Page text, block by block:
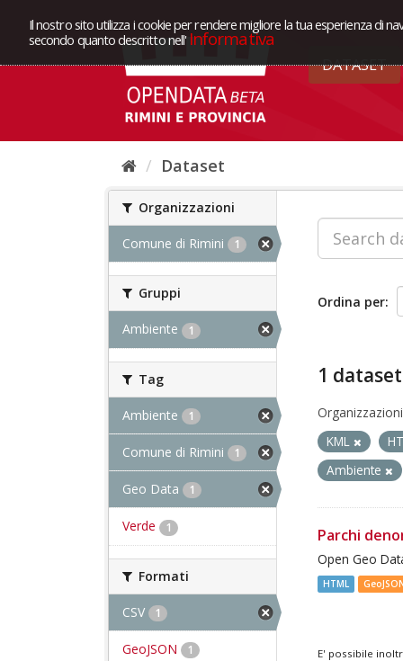
Il nostro sito utilizza i cookie per rendere migliore la tua esperienza di
secondo quanto descritto nell' Informativa
DATASET
Dataset
Organizzazioni
Comune di Rimini 1
Gruppi
Ambiente 1
Tag
Ambiente 1
Comune di Rimini 1
Geo Data 1
Verde 1
Formati
CSV 1
GeoJSON 1
Ordina per
1
KML
Ambiente
Parchi
Open Geo
HTML
E' possibile